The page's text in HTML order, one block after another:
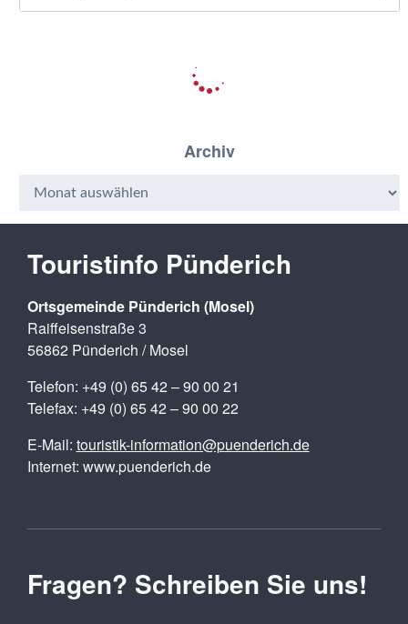
Archiv
Touristinfo Pünderich
Ortsgemeinde Pünderich (Mosel)
Raiffeisenstraße 3
56862 Pünderich / Mosel
Telefon: +49 (0) 65 42 – 90 00 21
Telefax: +49 (0) 65 42 – 90 00 22
E-Mail: touristik-information@puenderich.de
Internet: www.puenderich.de
Fragen? Schreiben Sie uns!